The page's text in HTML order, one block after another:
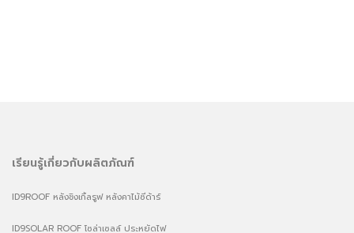
เรียนรู้เกี่ยวกับผลิตภัณฑ์
ID9ROOF หลังชิงเกิ้ลรูฟ หลังคาไม้ซีด้าร์
ID9SOLAR ROOF โซล่าเซลล์ ประหยัดไฟ